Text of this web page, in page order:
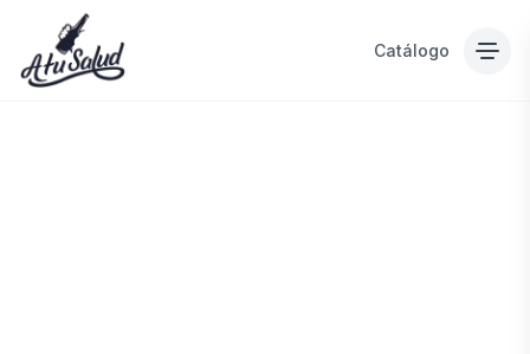
Catálogo